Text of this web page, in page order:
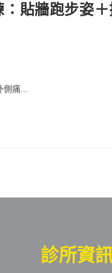
貼牆跑步姿
側痛...
診所資